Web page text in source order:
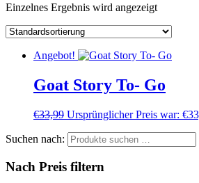
Einzelnes Ergebnis wird angezeigt
Angebot!
Goat Story To- Go
€33,99 Ursprünglicher Preis war:
Suchen nach:
Nach Preis filtern